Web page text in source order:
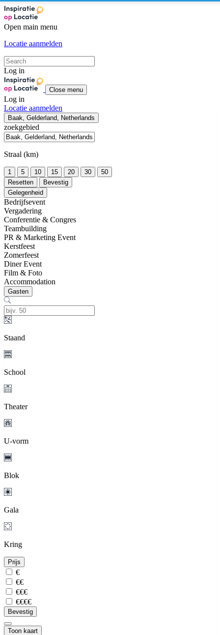
Open main menu
Locatie aanmelden
Log in
Close menu
Log in
Locatie aanmelden
Baak, Gelderland, Netherlands
zoekgebied
Straal (km)
1 5 10 15 20 30
50
Resetten
Bevestig
Gelegenheid
Bedrijfsevent
Vergadering
Conferentie & Congres
Teambuilding
PR & Marketing Event
Kerstfeest
Zomerfeest
Diner Event
Film & Foto
Accommodation
Gasten
Staand
School
Theater
U-vorm
Blok
Gala
Kring
Prijs
€
€€
€€€
€€€€
Bevestig
Toon kaart